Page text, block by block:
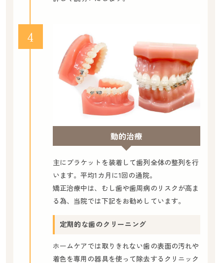
４
動的治療
主にブラケットを装着して歯列全体の整列を行
います。平均1カ月に1回の通院。
矯正治療中は、むし歯や歯周病のリスクが高ま
る為、当院では下記をお勧めしています。
定期的な歯のクリーニング
ホームケアでは取りきれない歯の表面の汚れや
着色を専用の器具を使って除去するクリニック